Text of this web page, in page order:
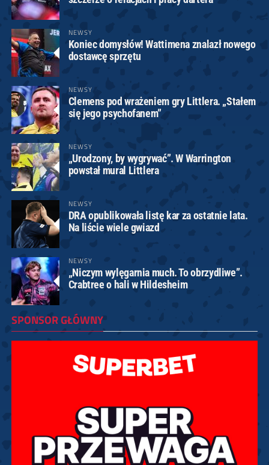
NEWSY
Koniec domysłów! Wattimena znalazł nowego
dostawcę sprzętu
NEWSY
Clemens pod wrażeniem gry Littlera. „Stałem
się jego psychofanem”
NEWSY
„Urodzony, by wygrywać”. W Warrington
powstał mural Littlera
NEWSY
DRA opublikowała listę kar za ostatnie lata.
Na liście wiele gwiazd
NEWSY
„Niczym wylęgarnia much. To obrzydliwe”.
Crabtree o hali w Hildesheim
SPONSOR GŁÓWNY